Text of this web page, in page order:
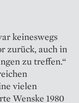
keineswegs
zurück, auch in
zu treffen.“
vielen
Wenske 1980